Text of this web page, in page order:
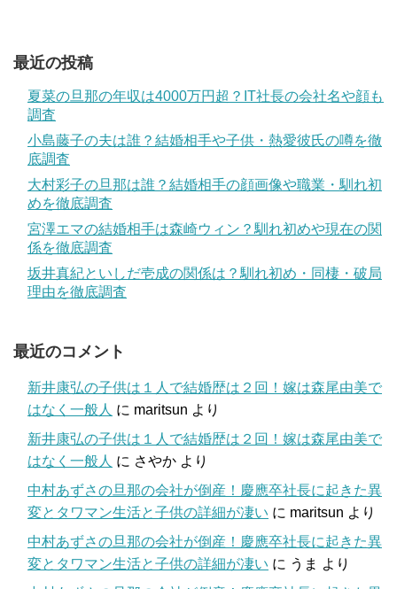
最近の投稿
夏菜の旦那の年収は4000万円超？IT社長の会社名や顔も
調査
小島藤子の夫は誰？結婚相手や子供・熱愛彼氏の噂を徹
底調査
大村彩子の旦那は誰？結婚相手の顔画像や職業・馴れ初
めを徹底調査
宮澤エマの結婚相手は森崎ウィン？馴れ初めや現在の関
係を徹底調査
坂井真紀といしだ壱成の関係は？馴れ初め・同棲・破局
理由を徹底調査
最近のコメント
新井康弘の子供は１人で結婚歴は２回！嫁は森尾由美で
はなく一般人 に maritsun より
新井康弘の子供は１人で結婚歴は２回！嫁は森尾由美で
はなく一般人 に さやか より
中村あずさの旦那の会社が倒産！慶應卒社長に起きた異
変とタワマン生活と子供の詳細が凄い に maritsun より
中村あずさの旦那の会社が倒産！慶應卒社長に起きた異
変とタワマン生活と子供の詳細が凄い に うま より